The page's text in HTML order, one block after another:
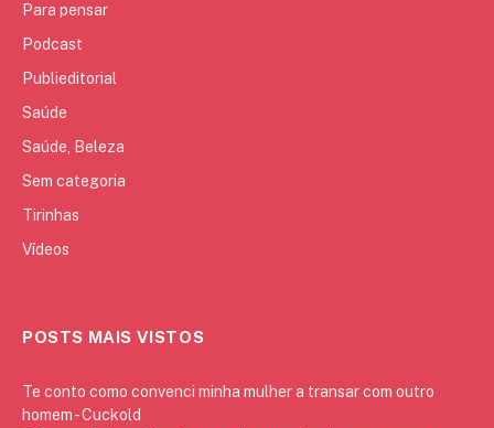
Para pensar
Podcast
Publieditorial
Saúde
Saúde, Beleza
Sem categoria
Tirinhas
Vídeos
POSTS MAIS VISTOS
Te conto como convenci minha mulher a transar com outro
homem - Cuckold